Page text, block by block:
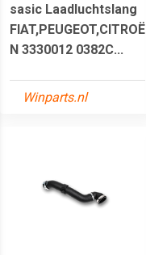
sasic Laadluchtslang
FIAT,PEUGEOT,CITROË
N 3330012 0382C...
Winparts.nl